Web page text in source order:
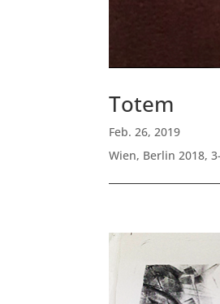
Totem
Feb. 26, 2019
Wien, Berlin 2018,